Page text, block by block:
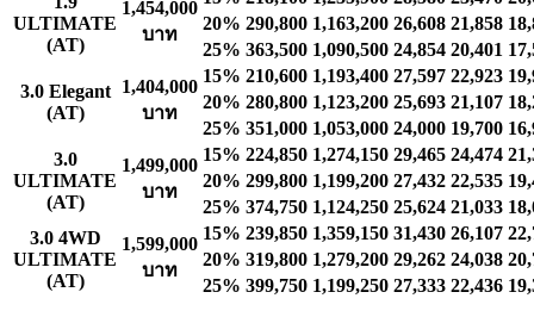
ULTIMATE
(AT)
1,454,000
บาท
20% 290,800 1,163,200 26,608 21,858
25% 363,500 1,090,500 24,854 20,401
3.0 Elegant
(AT)
1,404,000
บาท
15% 210,600 1,193,400 27,597 22,923
20% 280,800 1,123,200 25,693 21,107
25% 351,000 1,053,000 24,000 19,700
3.0
ULTIMATE
(AT)
1,499,000
บาท
15% 224,850 1,274,150 29,465 24,474
20% 299,800 1,199,200 27,432 22,535
25% 374,750 1,124,250 25,624 21,033
3.0 4WD
ULTIMATE
(AT)
1,599,000
บาท
15% 239,850 1,359,150 31,430 26,107
20% 319,800 1,279,200 29,262 24,038
25% 399,750 1,199,250 27,333 22,436